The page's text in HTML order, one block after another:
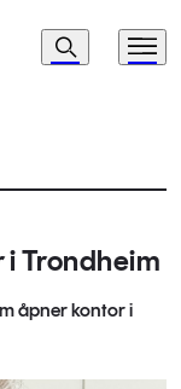
Søk Meny
Trondheim
åpner kontor i